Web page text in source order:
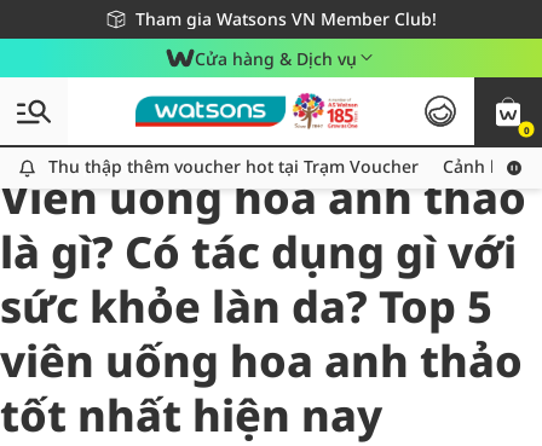
Tham gia Watsons VN Member Club!
Miễn phí giao hàng cho đơn hàng từ 249,000Đ
Giao hàng nhanh 24h - Áp dụng khu vực TP. Hồ Chí Minh
Cửa hàng & Dịch vụ
0
Thu thập thêm voucher hot tại Trạm Voucher
Thu thập thêm voucher hot tại Trạm Voucher Cảnh báo
All
Chăm Sóc Cá Nhân
Viên uống hoa anh thảo
là gì? Có tác dụng gì với
sức khỏe làn da? Top 5
viên uống hoa anh thảo
tốt nhất hiện nay